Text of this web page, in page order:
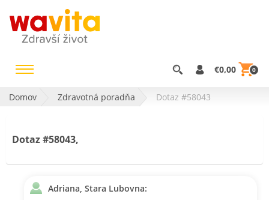
€0,00 0
Domov Zdravotná poradňa Dotaz #58043
Dotaz #58043,
Adriana, Stara Lubovna: